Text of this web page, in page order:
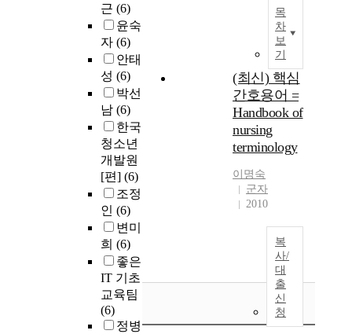
근 (6)
윤숙
자 (6)
안태
성 (6)
박선
남 (6)
한국
청소년
개발원
[편] (6)
조정
인 (6)
변미
희 (6)
좋은
IT 기초
교육팀
(6)
정병
목
차
보
기
(최신) 핵심
간호용어 =
Handbook of
nursing
terminology
이명숙
군자
2010
복
사/
대
출
신
청